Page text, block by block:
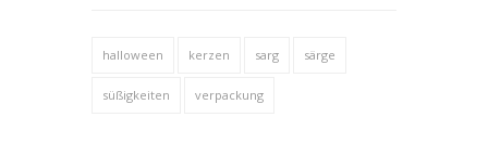
halloween kerzen sarg särge
süßigkeiten verpackung